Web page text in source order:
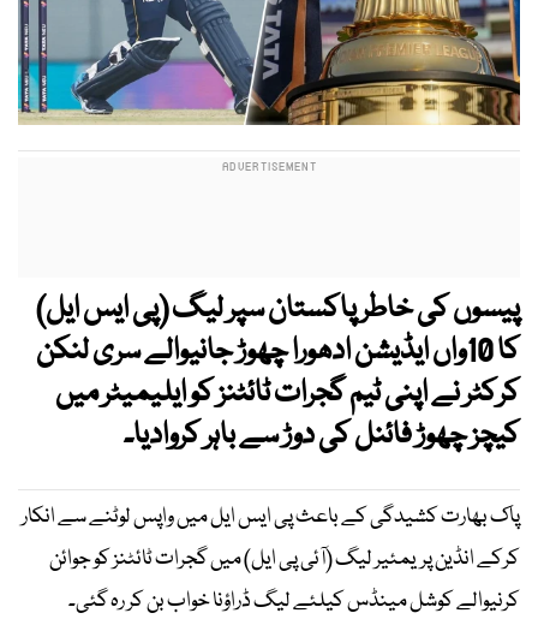
پیسوں کی خاطر پاکستان سپر لیگ (پی ایس ایل)
کا 10واں ایڈیشن ادھورا چھوڑ جانیوالے سری لنکن
کرکٹر نے اپنی ٹیم گجرات ٹائٹنز کو ایلیمیٹر میں
کیچز چھوڑ فائنل کی دوڑ سے باہر کروادیا۔
پاک بھارت کشیدگی کے باعث پی ایس ایل میں واپس لوٹنے سے انکار
کرکے انڈین پریمئیر لیگ (آئی پی ایل) میں گجرات ٹائٹنز کو جوائن
کرنیوالے کوشل مینڈس کیلئے لیگ ڈراؤنا خواب بن کر رہ گئی۔